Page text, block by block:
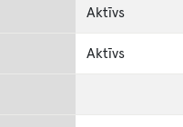
Aktīvs
Aktīvs